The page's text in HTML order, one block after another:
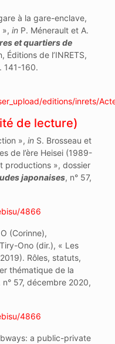
à la gare-enclave,
», inP. Ménerault et A.
et quartiers de
Éditions de l’INRETS,
141-160.
editions/inrets/
de lecture)
», inS. Brosseau et
de l’ère Heisei (1989-
productions », dossier
japonaises, n° 57,
4866
(Corinne),
Ono (dir.), « Les
Rôles, statuts,
thématique de la
n° 57, décembre 2020,
4866
a public-private